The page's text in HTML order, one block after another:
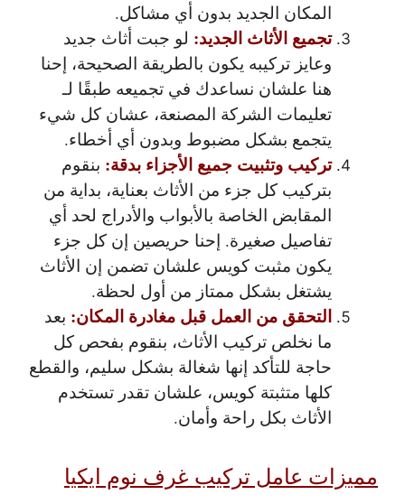
المكان الجديد بدون أي مشاكل.
تجميع الأثاث الجديد: لو جبت أثاث جديد
وعايز تركيبه يكون بالطريقة الصحيحة، إحنا
هنا علشان نساعدك في تجميعه طبقًا لـ
تعليمات الشركة المصنعة، عشان كل شيء
يتجمع بشكل مضبوط وبدون أي أخطاء.
تركيب وتثبيت جميع الأجزاء بدقة: بنقوم
بتركيب كل جزء من الأثاث بعناية، بداية من
المقابض الخاصة بالأبواب والأدراج لحد أي
تفاصيل صغيرة. إحنا حريصين إن كل جزء
يكون مثبت كويس علشان تضمن إن الأثاث
يشتغل بشكل ممتاز من أول لحظة.
التحقق من العمل قبل مغادرة المكان: بعد
ما نخلص تركيب الأثاث، بنقوم بفحص كل
حاجة للتأكد إنها شغالة بشكل سليم، والقطع
كلها متثبتة كويس، علشان تقدر تستخدم
الأثاث بكل راحة وأمان.
مميزات عامل تركيب غرف نوم ايكيا